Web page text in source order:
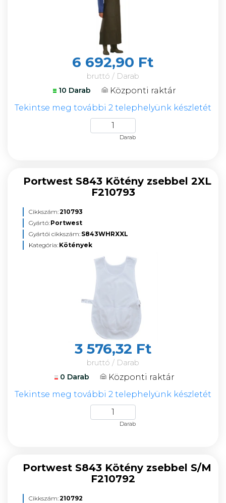
6 692,90 Ft
bruttó / Darab
10 Darab
Központi raktár
Tekintse meg további 2 telephelyünk készletét
Darab
Portwest S843 Kötény zsebbel 2XL
F210793
Cikkszám:210793
Gyártó: Portwest
Gyártói cikkszám: S843WHRXXL
Kategória: Kötények
3 576,32 Ft
bruttó / Darab
0 Darab
Központi raktár
Tekintse meg további 2 telephelyünk készletét
Darab
Portwest S843 Kötény zsebbel S/M
F210792
Cikkszám:210792